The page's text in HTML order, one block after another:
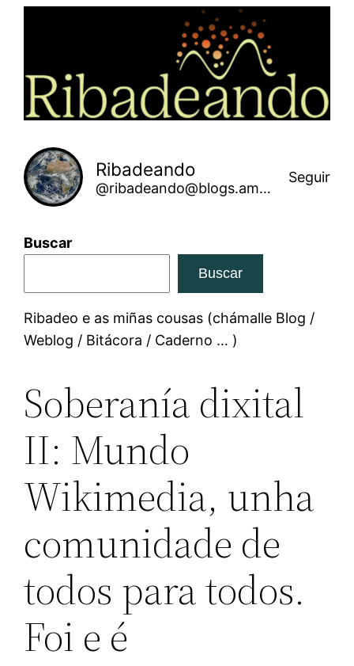
Ribadeando
@ribadeando@blogs.amarinha.gal
Seguir
Buscar
Buscar
Ribadeo e as miñas cousas (chámalle Blog /
Weblog / Bitácora / Caderno … )
Soberanía dixital
II: Mundo
Wikimedia, unha
comunidade de
todos para todos.
Foi e é